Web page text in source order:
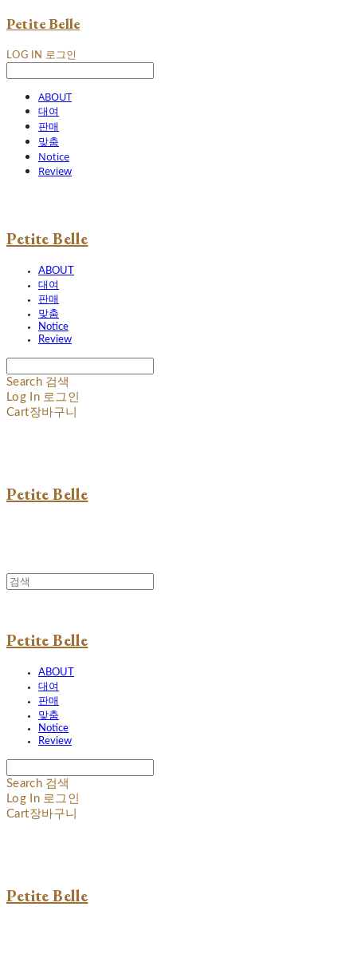
Petite Belle
LOG IN 로그인
ABOUT
대여
판매
맞춤
Notice
Review
Petite Belle
ABOUT
대여
판매
맞춤
Notice
Review
Search 검색
Log In 로그인
Cart장바구니
Petite Belle
Petite Belle
ABOUT
대여
판매
맞춤
Notice
Review
Search 검색
Log In 로그인
Cart장바구니
Petite Belle